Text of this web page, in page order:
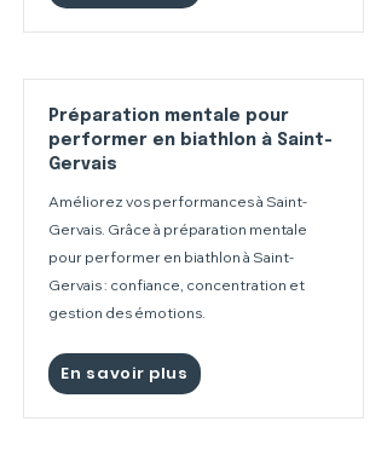
Préparation mentale pour
performer en biathlon à Saint-
Gervais
Améliorez vos performances à Saint-
Gervais. Grâce à préparation mentale
pour performer en biathlon à Saint-
Gervais : confiance, concentration et
gestion des émotions.
En savoir plus